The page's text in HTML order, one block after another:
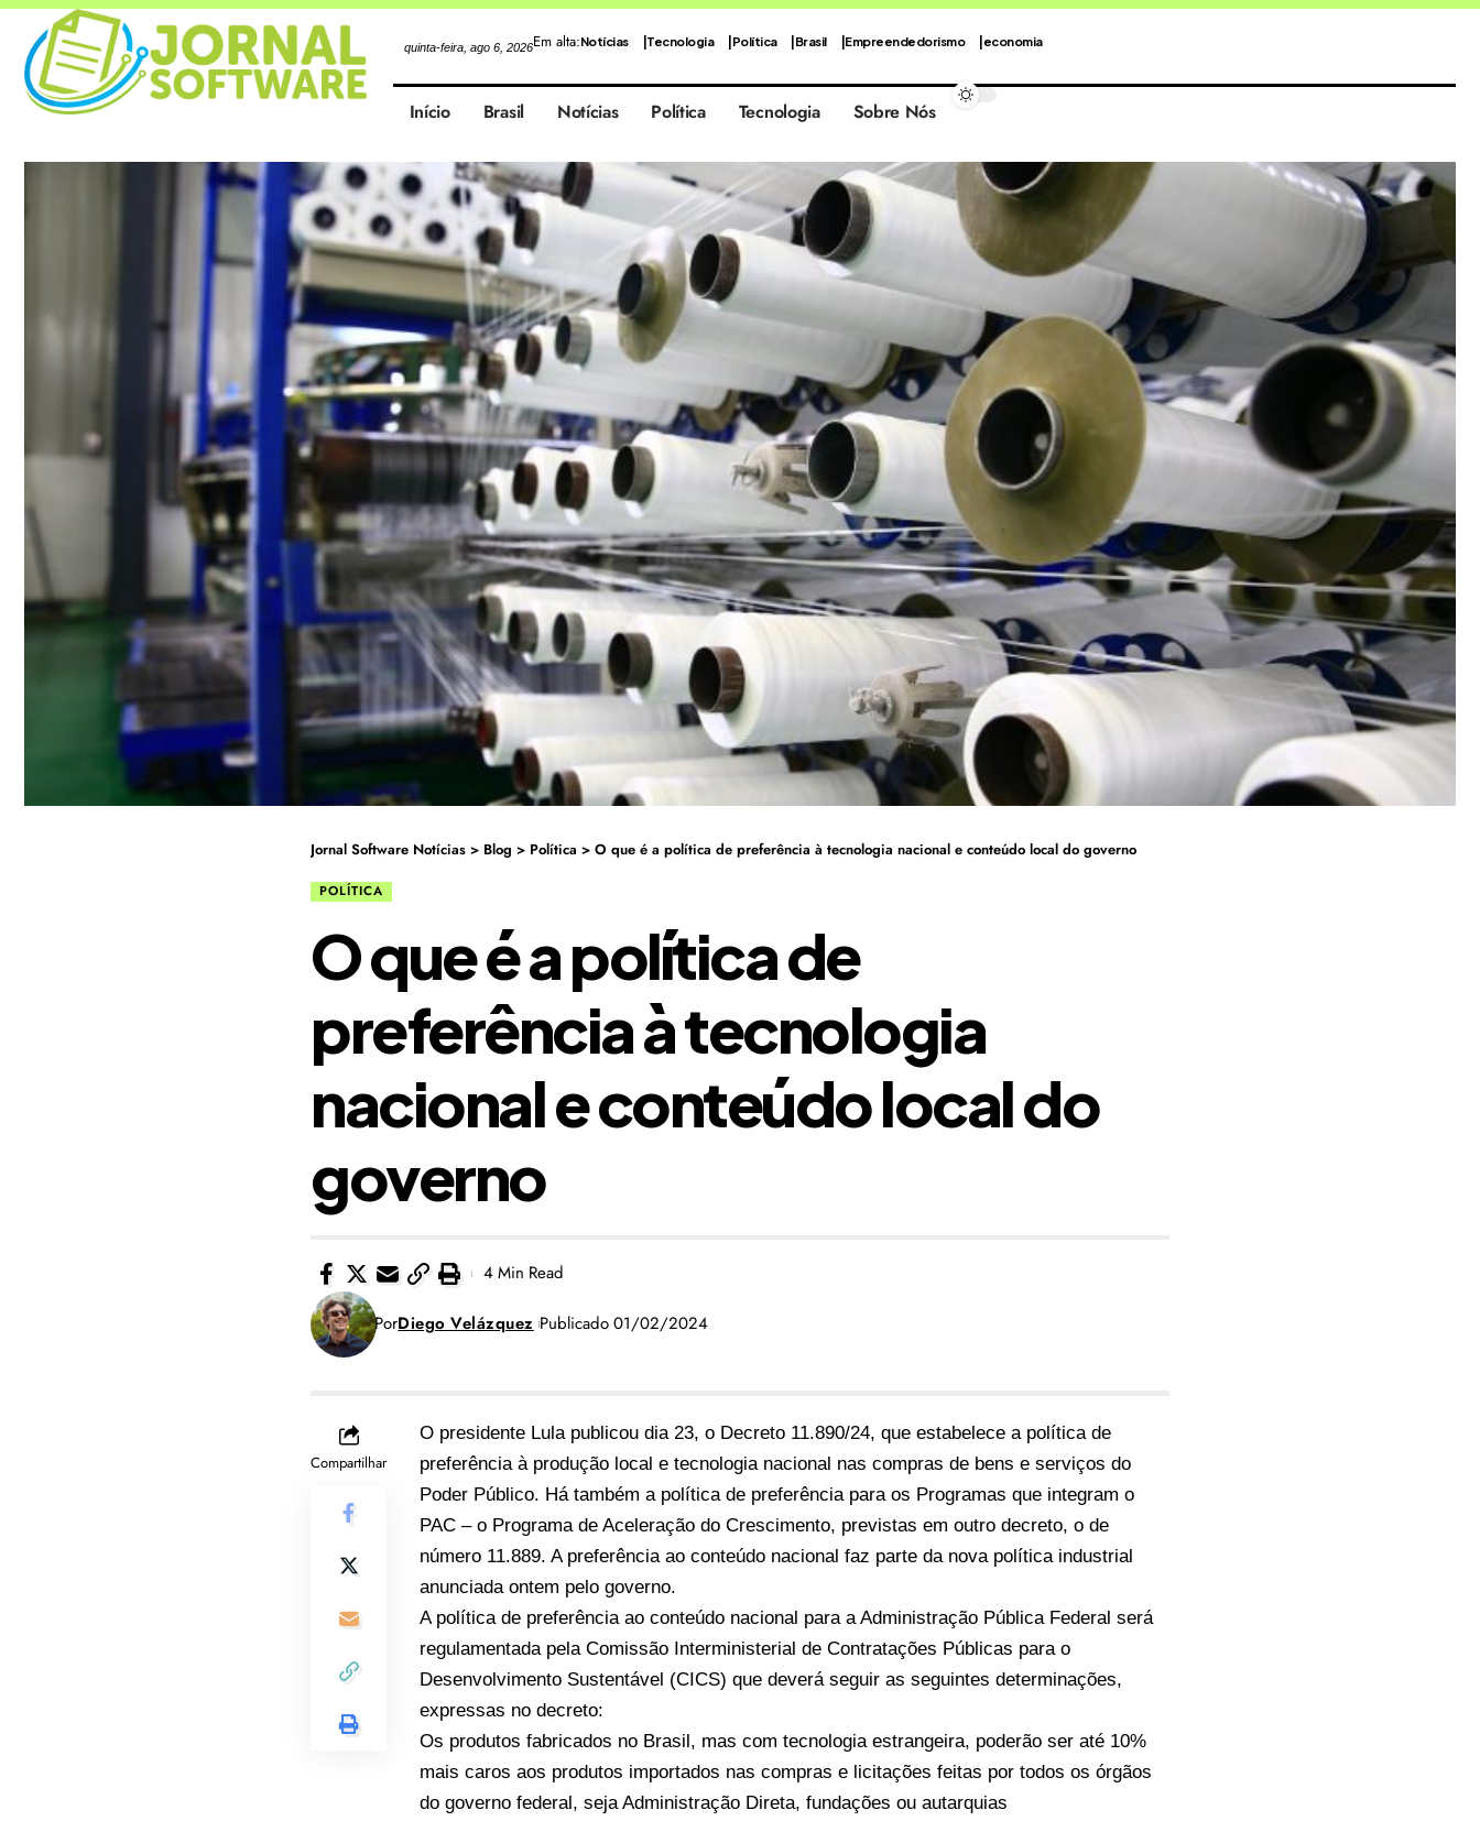
quinta-feira, ago 6, 2026Em alta:Notícias Tecnologia Política Brasil Empreendedorismo economia
Início Brasil Notícias Política Tecnologia Sobre Nós
Jornal Software Notícias > Blog > Política > O que é a política de preferência à tecnologia nacional e conteúdo local do governo
POLÍTICA
O que é a política de
preferência à tecnologia
nacional e conteúdo local do
governo
PorDiego Velázquez Publicado 01/02/2024
4 Min Read
Compartilhar
O presidente Lula publicou dia 23, o Decreto 11.890/24, que estabelece a política de
preferência à produção local e tecnologia nacional nas compras de bens e serviços do
Poder Público. Há também a política de preferência para os Programas que integram o
PAC – o Programa de Aceleração do Crescimento, previstas em outro decreto, o de
número 11.889. A preferência ao conteúdo nacional faz parte da nova política industrial
anunciada ontem pelo governo.
A política de preferência ao conteúdo nacional para a Administração Pública Federal será
regulamentada pela Comissão Interministerial de Contratações Públicas para o
Desenvolvimento Sustentável (CICS) que deverá seguir as seguintes determinações,
expressas no decreto:
Os produtos fabricados no Brasil, mas com tecnologia estrangeira, poderão ser até 10%
mais caros aos produtos importados nas compras e licitações feitas por todos os órgãos
do governo federal, seja Administração Direta, fundações ou autarquias